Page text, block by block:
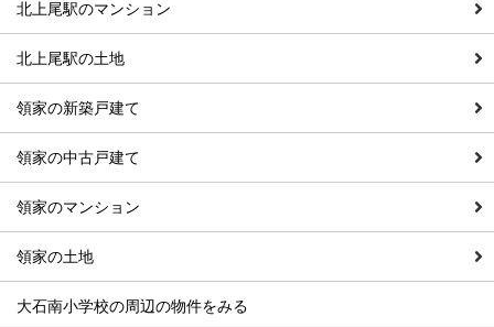
北上尾駅のマンション
北上尾駅の土地
領家の新築戸建て
領家の中古戸建て
領家のマンション
領家の土地
大石南小学校の周辺の物件をみる